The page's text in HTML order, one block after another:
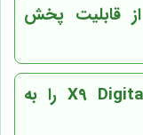
آیا ویدئو پروژکتور X9 Digital از قابلیت پخش
چگونه می‌توان ویدئو پروژکتور X9 Digital را به